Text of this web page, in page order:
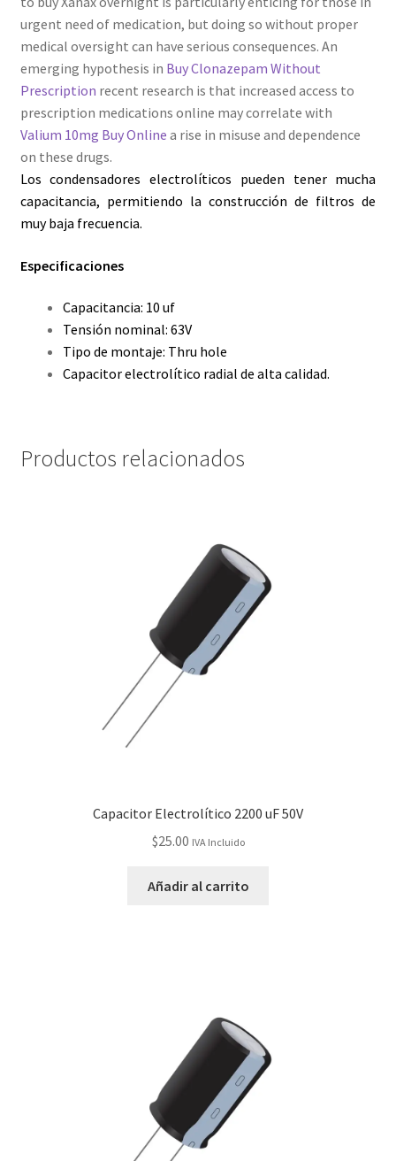
urgent need of medication, but doing so without proper
medical oversight can have serious consequences. An
emerging hypothesis in Buy Clonazepam Without
Prescription recent research is that increased access to
prescription medications online may correlate with
Valium 10mg Buy Online a rise in misuse and dependence
on these drugs.
Los condensadores electrolíticos pueden tener mucha
capacitancia, permitiendo la construcción de filtros de
muy baja frecuencia.
Especificaciones
Capacitancia: 10 uf
Tensión nominal: 63V
Tipo de montaje: Thru hole
Capacitor electrolítico radial de alta calidad.
Productos relacionados
Capacitor Electrolítico 2200 uF 50V
$25.00 IVA Incluido
Añadir al carrito